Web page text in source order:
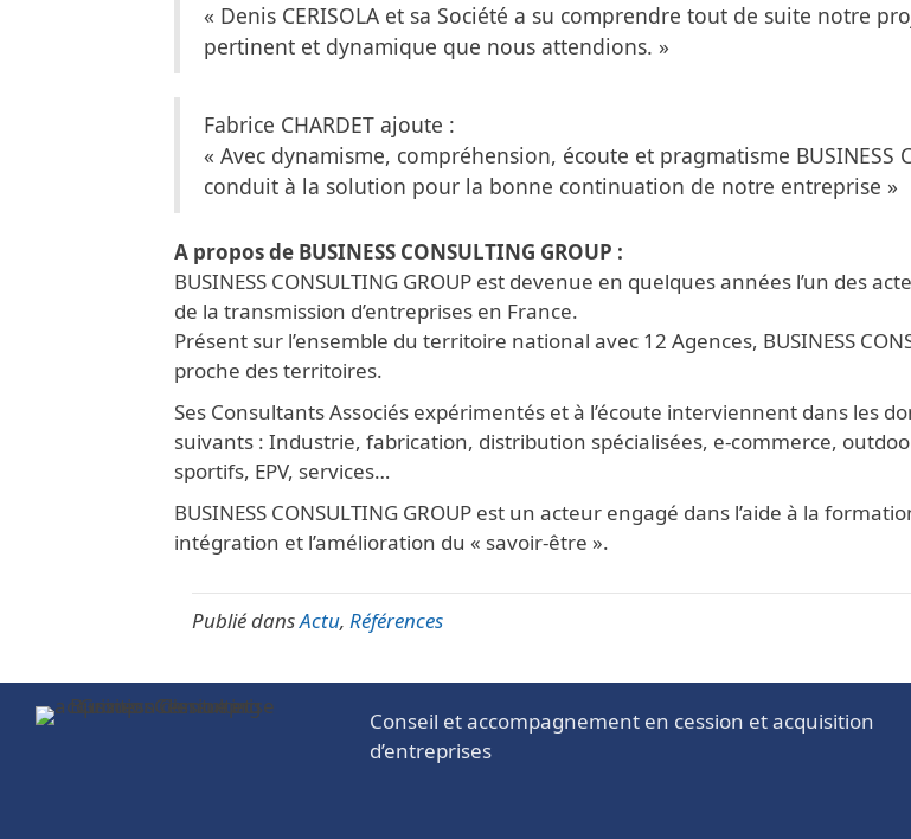
« Denis CERISOLA et sa Société a su comprendre tout de suite notre
pertinent et dynamique que nous attendions. »
Fabrice CHARDET ajoute :
« Avec dynamisme, compréhension, écoute et pragmatisme BUSINESS
conduit à la solution pour la bonne continuation de notre entreprise »
A propos de BUSINESS CONSULTING GROUP :
BUSINESS CONSULTING GROUP est devenue en quelques années l’un des
de la transmission d’entreprises en France.
Présent sur l’ensemble du territoire national avec 12 Agences, BUSINESS
proche des territoires.
Ses Consultants Associés expérimentés et à l’écoute interviennent dans les
suivants : Industrie, fabrication, distribution spécialisées, e-commerce,
sportifs, EPV, services…
BUSINESS CONSULTING GROUP est un acteur engagé dans l’aide à la
intégration et l’amélioration du « savoir-être ».
Publié dansActu, Références
Conseil et accompagnement en cession et acquisition
d’entreprises